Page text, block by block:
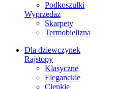
Podkoszulki
Wyprzedaż
Skarpety
Termobielizna
Dla dziewczynek
Rajstopy
Klasyczne
Eleganckie
Cienkie